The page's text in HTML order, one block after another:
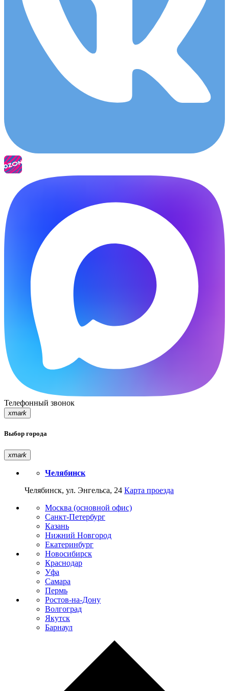
Телефонный звонок
xmark
Выбор города
xmark
Челябинск
Челябинск, ул. Энгельса, 24 Карта проезда
Москва (основной офис)
Санкт-Петербург
Казань
Нижний Новгород
Екатеринбург
Новосибирск
Краснодар
Уфа
Самара
Пермь
Ростов-на-Дону
Волгоград
Якутск
Барнаул